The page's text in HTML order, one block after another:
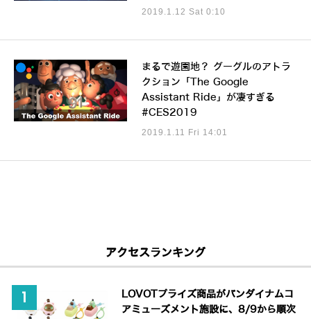
2019.1.12 Sat 0:10
まるで遊園地？ グーグルのアトラ
クション「The Google
Assistant Ride」が凄すぎる
#CES2019
2019.1.11 Fri 14:01
アクセスランキング
LOVOTプライズ商品がバンダイナムコ
アミューズメント施設に、8/9から順次